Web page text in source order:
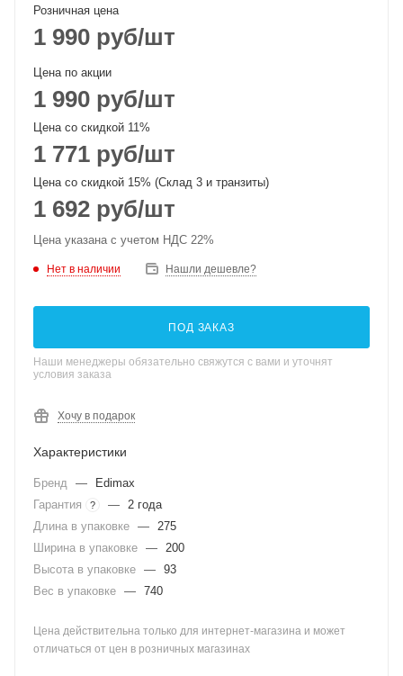
Розничная цена
1 990 руб/шт
Цена по акции
1 990 руб/шт
Цена со скидкой 11%
1 771 руб/шт
Цена со скидкой 15% (Склад 3 и транзиты)
1 692 руб/шт
Цена указана с учетом НДС 22%
Нет в наличии Нашли дешевле?
ПОД ЗАКАЗ
Наши менеджеры обязательно свяжутся с вами и уточнят
условия заказа
Хочу в подарок
Характеристики
Бренд —
Edimax
Гарантия
? — 2 года
Длина в упаковке — 275
Ширина в упаковке — 200
Высота в упаковке — 93
Вес в упаковке — 740
Цена действительна только для интернет-магазина и может
отличаться от цен в розничных магазинах